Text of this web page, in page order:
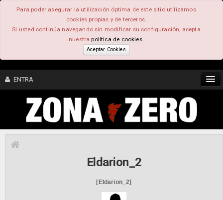
Para poder asegurar la utilización óptima de este sitio utilizamos
cookies propias y de terceros.
Si usted continúa navegando sin modificar su configuración, acepta
nuestrapolítica de cookies.
Aceptar Cookies
ENTRA
CONTENIDO
COMUNIDAD
Eldarion_2
[Eldarion_2]